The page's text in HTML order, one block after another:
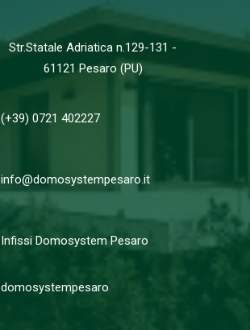
Str.Statale Adriatica n.129-131 -
61121 Pesaro (PU)
(+39) 0721 402227
info@domosystempesaro.it
Infissi Domosystem Pesaro
domosystempesaro